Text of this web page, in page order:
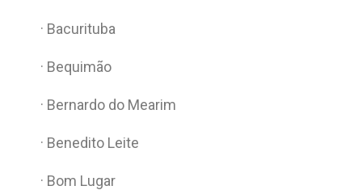
· Bacurituba
· Bequimão
· Bernardo do Mearim
· Benedito Leite
· Bom Lugar